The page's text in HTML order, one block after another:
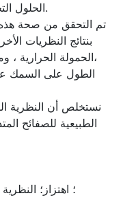
الحلول
تم التحقق من صحة هذه
بنتائج النظريات
،الحمولة الحرارية
الطول على السمك
نستخلص أن النظرية
الطبيعية للصفائح